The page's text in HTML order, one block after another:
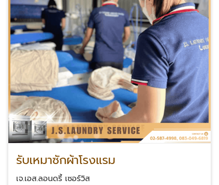
รับเหมาซักผ้าโรงแรม
เจ.เอส.ลอนดรี้ เซอร์วิส